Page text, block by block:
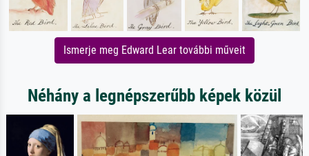
Ismerje meg Edward Lear további műveit
Néhány a legnépszerűbb képek közül